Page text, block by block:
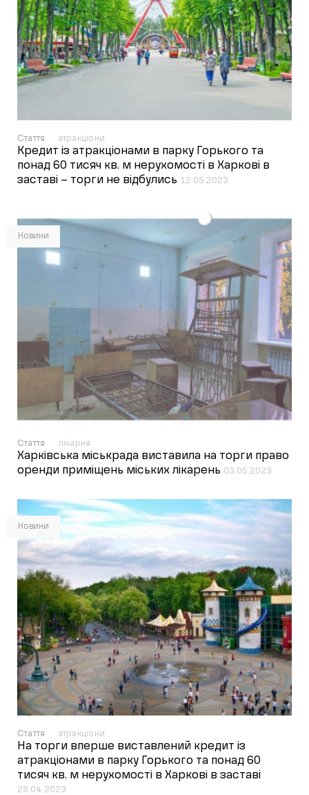
Стаття атракціони
Кредит із атракціонами в парку Горького та
понад 60 тисяч кв. м нерухомості в Харкові в
заставі – торги не відбулись 12.05.2023
Новини
Стаття лікарня
Харківська міськрада виставила на торги право
оренди приміщень міських лікарень 03.05.2023
Новини
Стаття атракціони
На торги вперше виставлений кредит із
атракціонами в парку Горького та понад 60
тисяч кв. м нерухомості в Харкові в заставі
28.04.2023